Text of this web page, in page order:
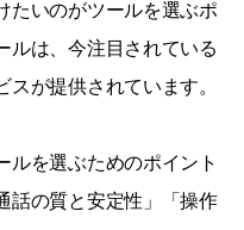
たいのがツールを選ぶポ
ルは、今注目されている
が提供されています。
ルを選ぶためのポイント
話の質と安定性」「操作